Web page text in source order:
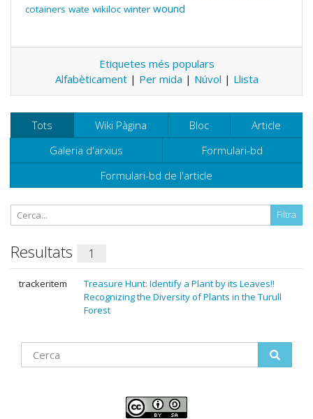
cotainers wate wikiloc winter wound
Etiquetes més populars
Alfabèticament| Per mida | Núvol | Llista
Tots Wiki Pàgina Bloc
Article
Galeria d'arxius
Formulari-bd
Formulari-bd de l'article
Resultats 1
trackeritem
Treasure Hunt: Identify a Plant by its Leaves!!
Recognizing the Diversity of Plants in the Turull
Forest
Find